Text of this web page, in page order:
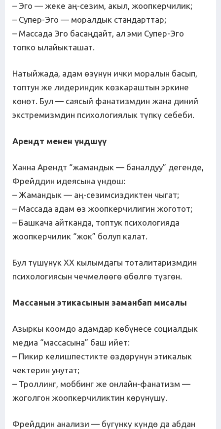
– Эго — жеке аң-сезим, акыл, жоопкерчилик;
– Супер-Эго — моралдык стандарттар;
– Массада Эго басаңдайт, ал эми Супер-Эго
топко ылайыкташат.
Натыйжада, адам өзүнүн ички моралын басып,
топтун же лидериндик көзкараштын эркине
көнөт. Бул — саясый фанатизмдин жана диний
экстремизмдин психологиялык түпкү себеби.
Арендт менен үндшүү
Ханна Арендт “жамандык — баналдуу” дегенде,
Фрейддин идеясына үндөш:
– Жамандык — аң-сезимсиздиктен чыгат;
– Массада адам өз жоопкерчилигин жоготот;
– Башкача айтканда, топтук психологияда
жоопкерчилик “жок” болуп калат.
Бул түшүнүк XX кылымдагы тоталитаризмдин
психологиясын чечмелөөгө өбөлгө түзгөн.
Массанын этикасынын заманбап мисалы
Азыркы коомдо адамдар көбүнесе социалдык
медиа “массасына” баш ийет:
– Пикир келишпестикте өздөрүнүн этикалык
чектерин унутат;
– Троллинг, моббинг же онлайн-фанатизм —
жоголгон жоопкерчиликтин көрүнүшү.
Фрейддин анализи — бүгүнкү күндө да абдан